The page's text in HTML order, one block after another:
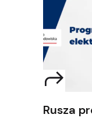
Rusza